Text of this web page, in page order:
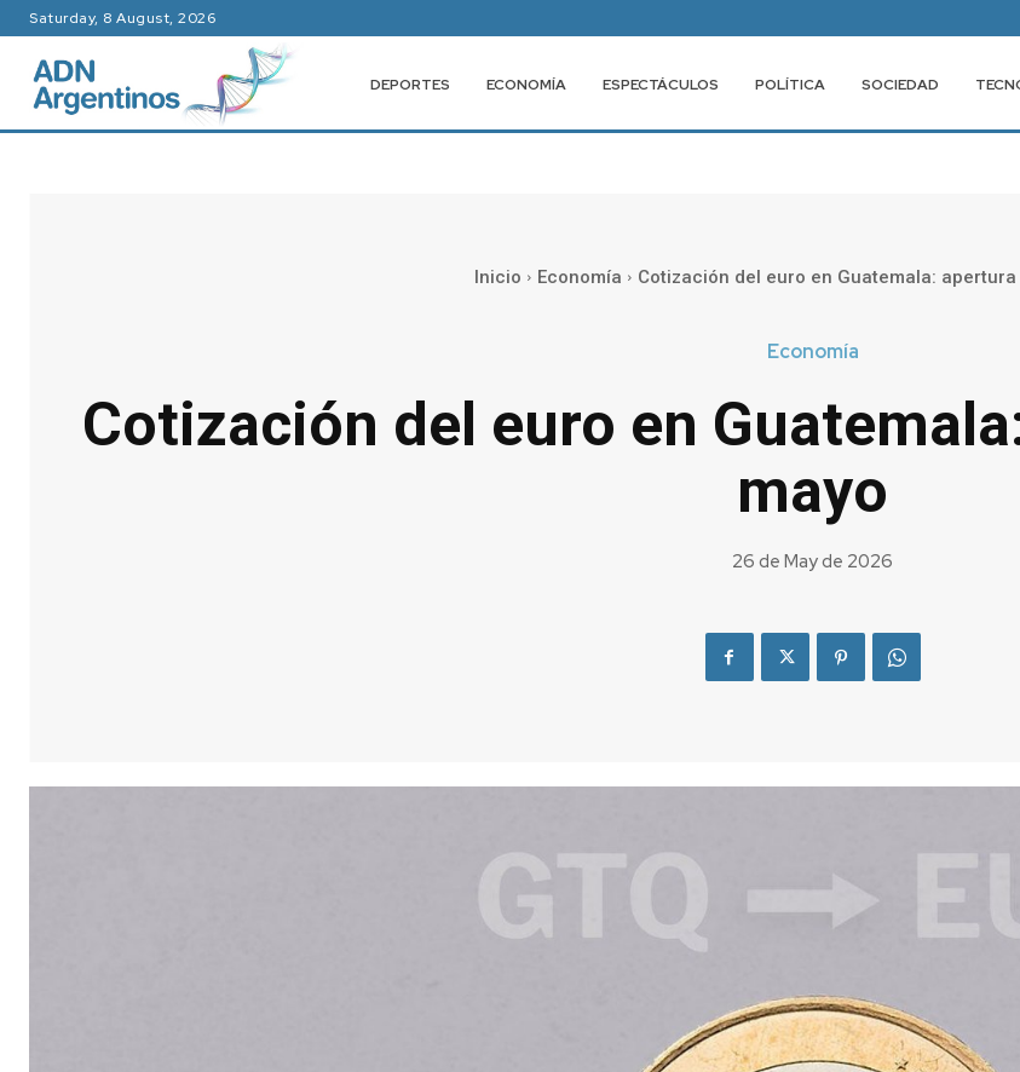
Saturday, 8 August, 2026
DEPORTES ECONOMÍA ESPECTÁCULOS POLÍTICA SOCIEDAD
Inicio Economía Cotización del euro en Guatemala: apertura
Economía
Cotización del euro en
mayo
26 de May de 2026